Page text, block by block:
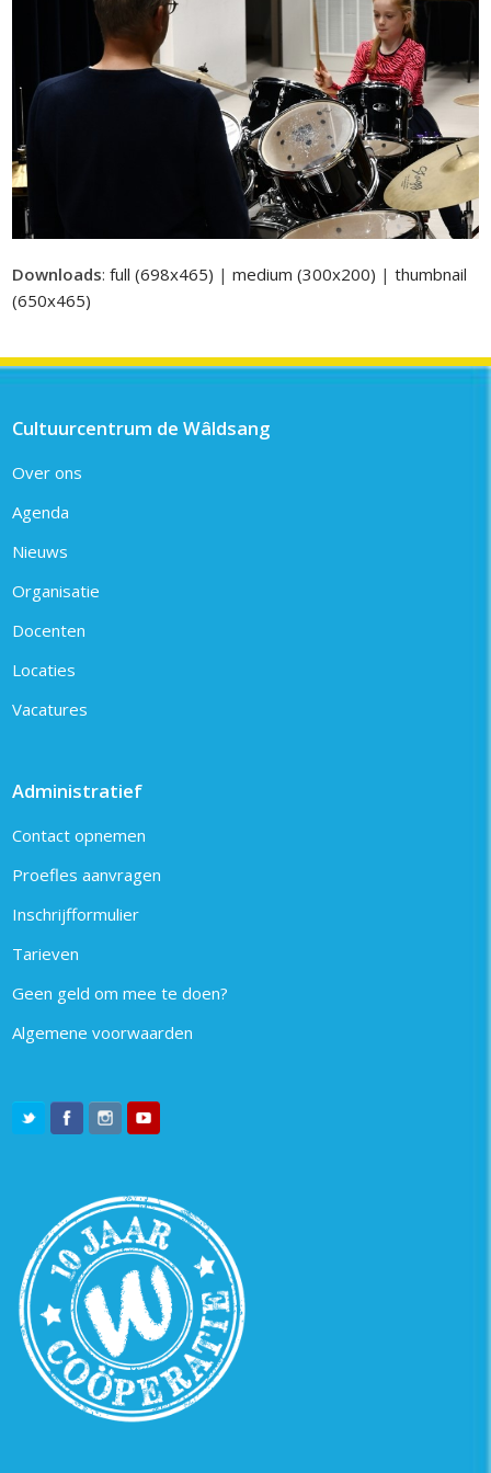
Downloads:full (698x465) |medium (300x200) |thumbnail
(650x465)
Cultuurcentrum de Wâldsang
Over ons
Agenda
Nieuws
Organisatie
Docenten
Locaties
Vacatures
Administratief
Contact opnemen
Proefles aanvragen
Inschrijfformulier
Tarieven
Geen geld om mee te doen?
Algemene voorwaarden